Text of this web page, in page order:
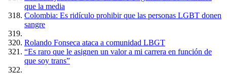
que la media
Colombia: Es ridículo prohibir que las personas LGBT donen
sangre
Rolando Fonseca ataca a comunidad LBGT
“Es raro que le asignen un valor a mi carrera en función de
que soy trans”